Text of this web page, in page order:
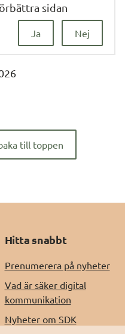
Nej
Ja
sidan
till toppen
Hitta snabbt
Prenumerera på nyheter
Vad är säker digital
kommunikation
Nyheter om SDK